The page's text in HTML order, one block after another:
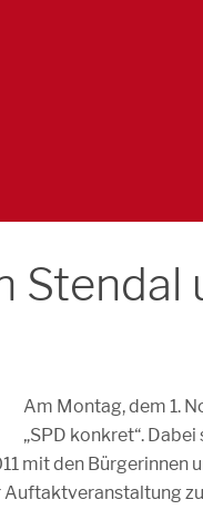
Stendal
Am Montag, dem 1.
„SPD konkret“.
mit den Bürgerinnen